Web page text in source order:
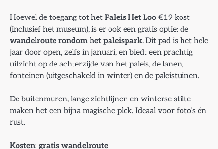
Hoewel de toegang tot het Paleis Het Loo €19 kost
(inclusief het museum), is er ook een gratis optie: de
wandelroute rondom het paleispark. Dit pad is het hele
jaar door open, zelfs in januari, en biedt een prachtig
uitzicht op de achterzijde van het paleis, de lanen,
fonteinen (uitgeschakeld in winter) en de paleistuinen.
De buitenmuren, lange zichtlijnen en winterse stilte
maken het een bijna magische plek. Ideaal voor foto’s én
rust.
Kosten: gratis wandelroute